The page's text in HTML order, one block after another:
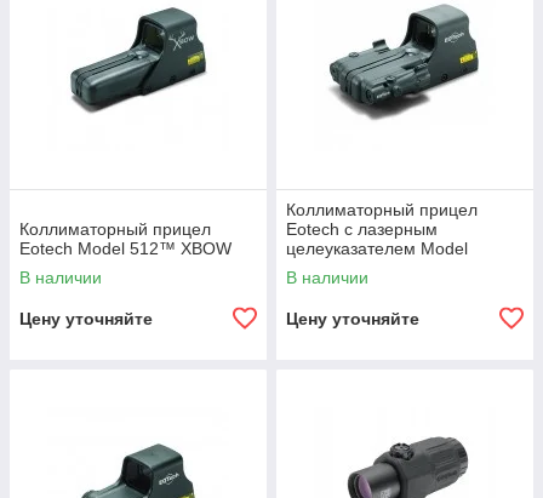
Коллиматорный прицел
Eotech Model 512™ XBOW
В наличии
Цену уточняйте
Коллиматорный прицел
Eotech с лазерным
целеуказателем Model
552™Laser Battery Cap 2
В наличии
Цену уточняйте